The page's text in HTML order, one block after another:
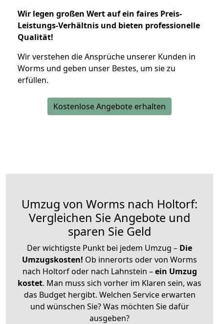
Wir legen großen Wert auf ein faires Preis-
Leistungs-Verhältnis und bieten professionelle
Qualität!
Wir verstehen die Ansprüche unserer Kunden in
Worms und geben unser Bestes, um sie zu
erfüllen.
Kostenlose Angebote erhalten
Umzug von Worms nach Holtorf:
Vergleichen Sie Angebote und
sparen Sie Geld
Der wichtigste Punkt bei jedem Umzug – Die
Umzugskosten! Ob innerorts oder von Worms
nach Holtorf oder nach Lahnstein –ein Umzug
kostet. Man muss sich vorher im Klaren sein, was
das Budget hergibt. Welchen Service erwarten
und wünschen Sie? Was möchten Sie dafür
ausgeben?